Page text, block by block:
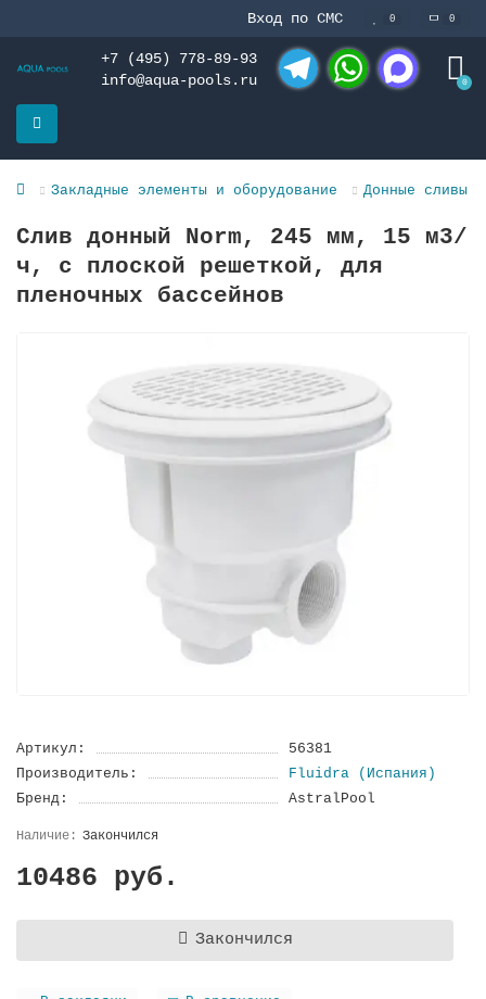
Вход по СМС 0 0
+7 (495) 778-89-93
info@aqua-pools.ru
0
Закладные элементы и оборудование Донные сливы
Слив донный Norm, 245 мм, 15 м3/
ч, с плоской решеткой, для
плeночных баcсейнов
Артикул:
56381
Производитель:
Fluidra (Испания)
Бренд:
AstralPool
Закончился
10486 руб.
Закончился